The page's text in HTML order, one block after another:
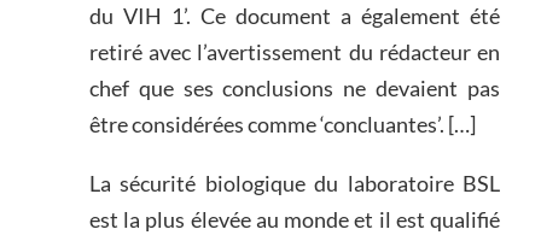
du VIH 1’. Ce document a également été
retiré avec l’avertissement du rédacteur en
chef que ses conclusions ne devaient pas
être considérées comme ‘concluantes’. […]
La sécurité biologique du laboratoire BSL
est la plus élevée au monde et il est qualifié